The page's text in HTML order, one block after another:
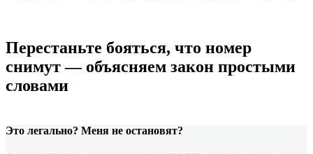
Перестаньте бояться, что номер
снимут — объясняем закон простыми
словами
Это легально? Меня не остановят?